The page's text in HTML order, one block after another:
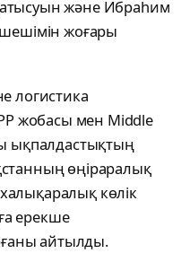
және Ибраһим
шешімін жоғары
логистика
жобасы мен Middle
ықпалдастықтың
өңіраралық
көлік
ерекше
айтылды.